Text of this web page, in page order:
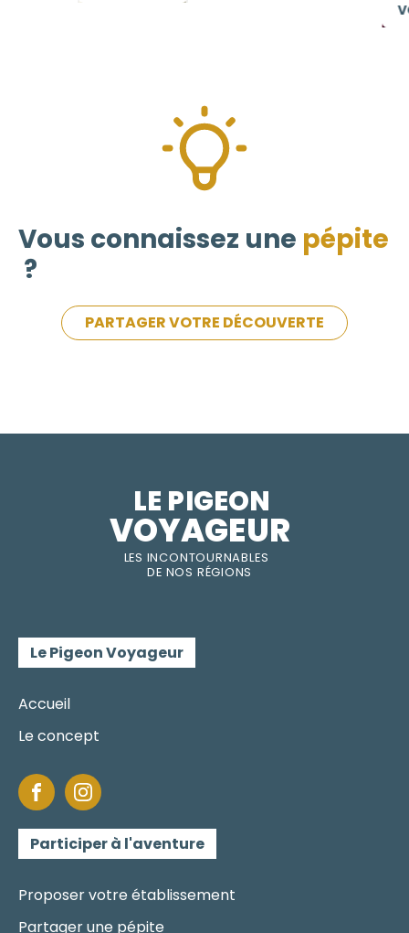
Vous connaissez une pépite
?
PARTAGER VOTRE DÉCOUVERTE
LES INCONTOURNABLES
DE NOS RÉGIONS
LE PIGEON
VOYAGEUR
Le Pigeon Voyageur
Accueil
Le concept
Participer à l'aventure
Proposer votre établissement
Partager une pépite